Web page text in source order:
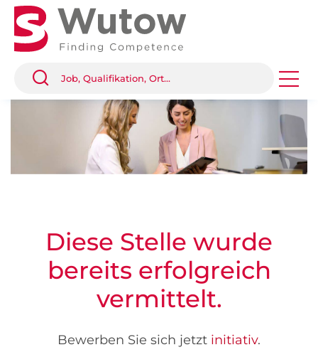
Diese Stelle wurde
bereits erfolgreich
vermittelt.
Bewerben Sie sich jetzt initiativ.